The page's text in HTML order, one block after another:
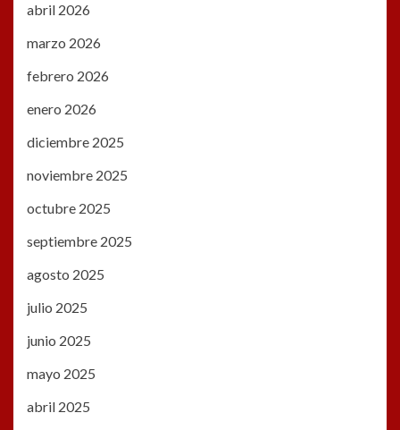
abril 2026
marzo 2026
febrero 2026
enero 2026
diciembre 2025
noviembre 2025
octubre 2025
septiembre 2025
agosto 2025
julio 2025
junio 2025
mayo 2025
abril 2025